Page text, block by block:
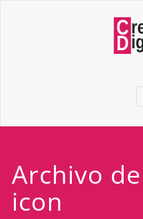
Archivo
icon